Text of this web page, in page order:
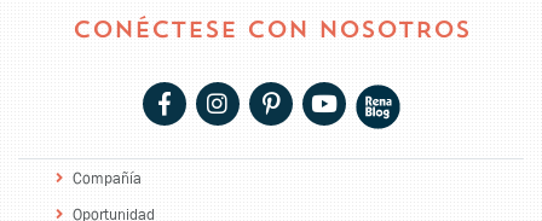
CONÉCTESE CON NOSOTROS
Compañía
Oportunidad